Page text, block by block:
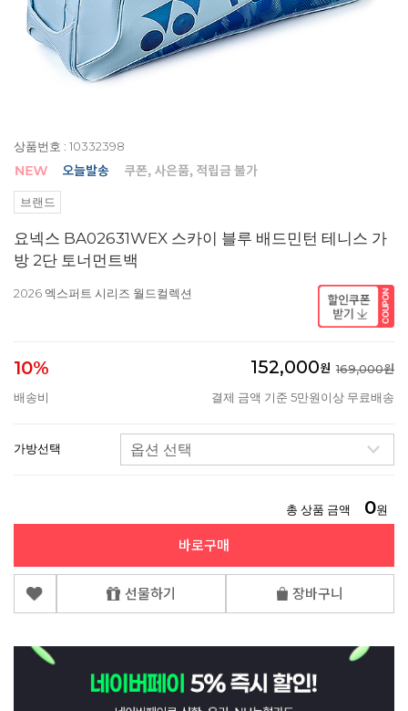
상품번호 : 10332398
브랜드
요넥스 BA02631WEX 스카이 블루 배드민턴 테니스 가
방 2단 토너먼트백
2026 엑스퍼트 시리즈 월드컬렉션
10% 152,000원 169,000원
배송비
결제 금액 기준 5만원이상 무료배송
가방선택
총 상품 금액 0원
바로구매
선물하기 장바구니